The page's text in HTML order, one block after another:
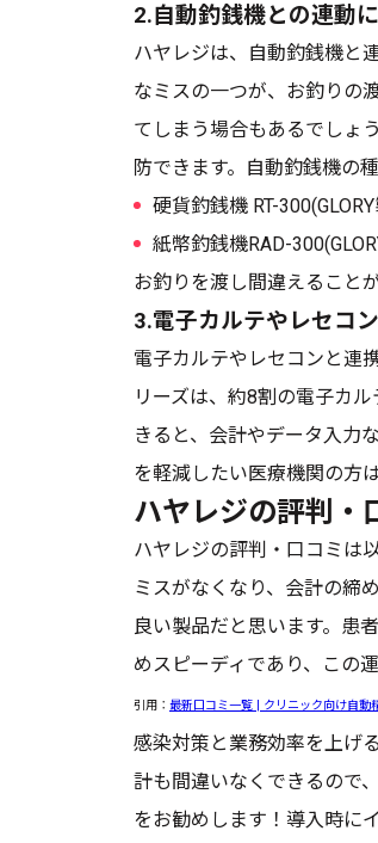
2.自動釣銭機との連動
ハヤレジは、自動釣銭機と
なミスの一つが、お釣りの
てしまう場合もあるでしょ
防できます。自動釣銭機の
硬貨釣銭機 RT-
紙幣釣銭機RAD-
お釣りを渡し間違えること
3.電子カルテやレセコ
電子カルテやレセコンと連
リーズは、約8割の電子カ
きると、会計やデータ入力
を軽減したい医療機関の方
ハヤレジの評判・
ハヤレジの評判・口コミは
ミスがなくなり、会計の締
良い製品だと思います。患
めスピーディであり、この
引用： 最新口コミ一覧 | クリニック向け自動
感染対策と業務効率を上げ
計も間違いなくできるので
をお勧めします！導入時に